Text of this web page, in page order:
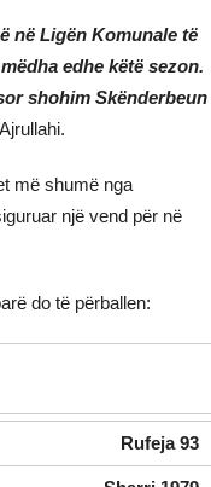
në Ligën Komunale të
edhe këtë sezon.
shohim Skënderbeun
më shumë nga
një vend për në
do të përballen:
Rufeja 93